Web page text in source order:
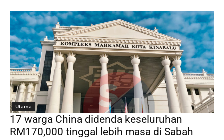
Utama
17 warga China didenda keseluruhan
RM170,000 tinggal lebih masa di Sabah